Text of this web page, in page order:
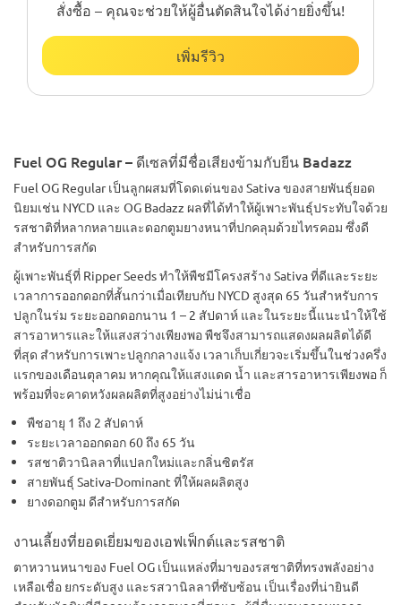
สั่งซื้อ – คุณจะช่วยให้ผู้อื่นตัดสินใจได้ง่ายยิ่งขึ้น!
เพิ่มรีวิว
Fuel OG Regular – ดีเซลที่มีชื่อเสียงข้ามกับยีน Badazz
Fuel OG Regular เป็นลูกผสมที่โดดเด่นของ Sativa ของสายพันธุ์ยอด
นิยมเช่น NYCD และ OG Badazz ผลที่ได้ทำให้ผู้เพาะพันธุ์ประทับใจด้วย
รสชาติที่หลากหลายและดอกตูมยางหนาที่ปกคลุมด้วยไทรคอม ซึ่งดี
สำหรับการสกัด
ผู้เพาะพันธุ์ที่ Ripper Seeds ทำให้พืชมีโครงสร้าง Sativa ที่ดีและระยะ
เวลาการออกดอกที่สั้นกว่าเมื่อเทียบกับ NYCD สูงสุด 65 วันสำหรับการ
ปลูกในร่ม ระยะออกดอกนาน 1 – 2 สัปดาห์ และในระยะนี้แนะนำให้ใช้
สารอาหารและให้แสงสว่างเพียงพอ พืชจึงสามารถแสดงผลผลิตได้ดี
ที่สุด สำหรับการเพาะปลูกกลางแจ้ง เวลาเก็บเกี่ยวจะเริ่มขึ้นในช่วงครึ่ง
แรกของเดือนตุลาคม หากคุณให้แสงแดด น้ำ และสารอาหารเพียงพอ ก็
พร้อมที่จะคาดหวังผลผลิตที่สูงอย่างไม่น่าเชื่อ
พืชอายุ 1 ถึง 2 สัปดาห์
ระยะเวลาออกดอก 60 ถึง 65 วัน
รสชาติวานิลลาที่แปลกใหม่และกลิ่นซิตรัส
สายพันธุ์ Sativa-Dominant ที่ให้ผลผลิตสูง
ยางดอกตูม ดีสำหรับการสกัด
งานเลี้ยงที่ยอดเยี่ยมของเอฟเฟ็กต์และรสชาติ
ตาหวานหนาของ Fuel OG เป็นแหล่งที่มาของรสชาติที่ทรงพลังอย่าง
เหลือเชื่อ ยกระดับสูง และรสวานิลลาที่ซับซ้อน เป็นเรื่องที่น่ายินดี